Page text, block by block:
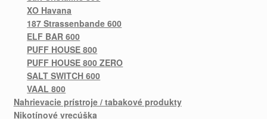
XO Havana
187 Strassenbande 600
ELF BAR 600
PUFF HOUSE 800
PUFF HOUSE 800 ZERO
SALT SWITCH 600
VAAL 800
Nahrievacie prístroje / tabakové produkty
Nikotínové vrecúška